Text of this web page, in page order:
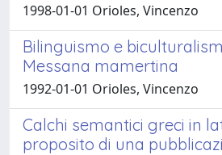
1998-01-01 Orioles, Vincenzo
Bilinguismo e
Messana mamertina
1992-01-01 Orioles, Vincenzo
Calchi semantici greci in
proposito di una